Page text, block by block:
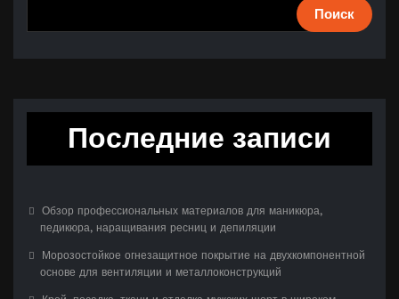
Поиск
Последние записи
Обзор профессиональных материалов для маникюра,
педикюра, наращивания ресниц и депиляции
Морозостойкое огнезащитное покрытие на двухкомпонентной
основе для вентиляции и металлоконструкций